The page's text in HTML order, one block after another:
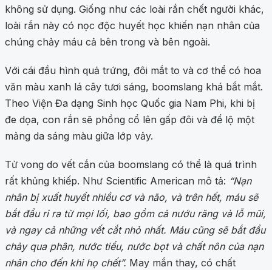
không sử dụng. Giống như các loài rắn chết người khác,
loài rắn này có nọc độc huyết học khiến nạn nhân của
chúng chảy máu cả bên trong và bên ngoài.
Với cái đầu hình quả trứng, đôi mắt to và cơ thể có hoa
văn màu xanh lá cây tươi sáng, boomslang khá bắt mắt.
Theo Viện Đa dạng Sinh học Quốc gia Nam Phi, khi bị
đe dọa, con rắn sẽ phồng cổ lên gấp đôi và để lộ một
mảng da sáng màu giữa lớp vảy.
Tử vong do vết cắn của boomslang có thể là quá trình
rất khủng khiếp. Như Scientific American mô tả: “Nạn
nhân bị xuất huyết nhiều cơ và não, và trên hết, máu sẽ
bắt đầu rỉ ra từ mọi lối, bao gồm cả nướu răng và lỗ mũi,
và ngay cả những vết cắt nhỏ nhất. Máu cũng sẽ bắt đầu
chảy qua phân, nước tiểu, nước bọt và chất nôn của nạn
nhân cho đến khi họ chết”. May mắn thay, có chất